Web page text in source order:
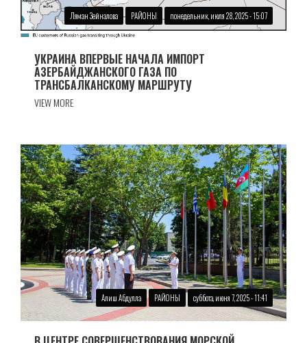
Ляман Зейналова РАЙОНЫ понедельник, июля 28, 2025 - 15:07
УКРАИНА ВПЕРВЫЕ НАЧАЛА ИМПОРТ
АЗЕРБАЙДЖАНСКОГО ГАЗА ПО
ТРАНСБАЛКАНСКОМУ МАРШРУТУ
VIEW MORE
Алиш Абдулла РАЙОНЫ суббота, июня 7, 2025 - 11:41